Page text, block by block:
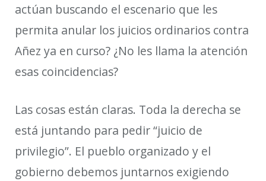
actúan buscando el escenario que les
permita anular los juicios ordinarios contra
Añez ya en curso? ¿No les llama la atención
esas coincidencias?
Las cosas están claras. Toda la derecha se
está juntando para pedir “juicio de
privilegio”. El pueblo organizado y el
gobierno debemos juntarnos exigiendo